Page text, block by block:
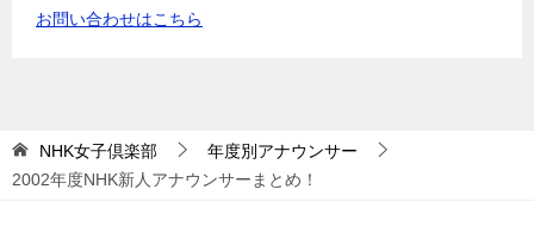
お問い合わせはこちら
NHK女子倶楽部
年度別アナウンサー
2002年度NHK新人アナウンサーまとめ！